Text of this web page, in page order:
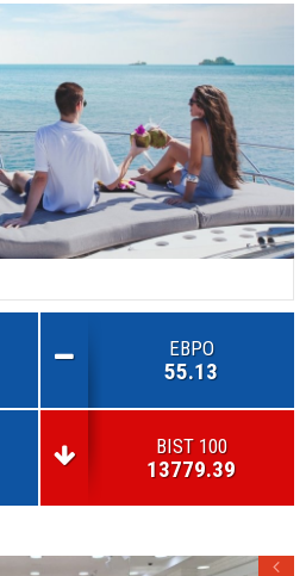
ЕВРО
55.13
BIST 100
13779.39